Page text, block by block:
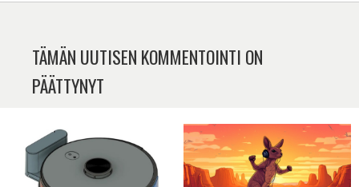
TÄMÄN UUTISEN KOMMENTOINTI ON
PÄÄTTYNYT